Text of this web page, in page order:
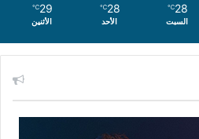
28
℃
السبت
28
℃
الأحد
29
℃
الأثنين